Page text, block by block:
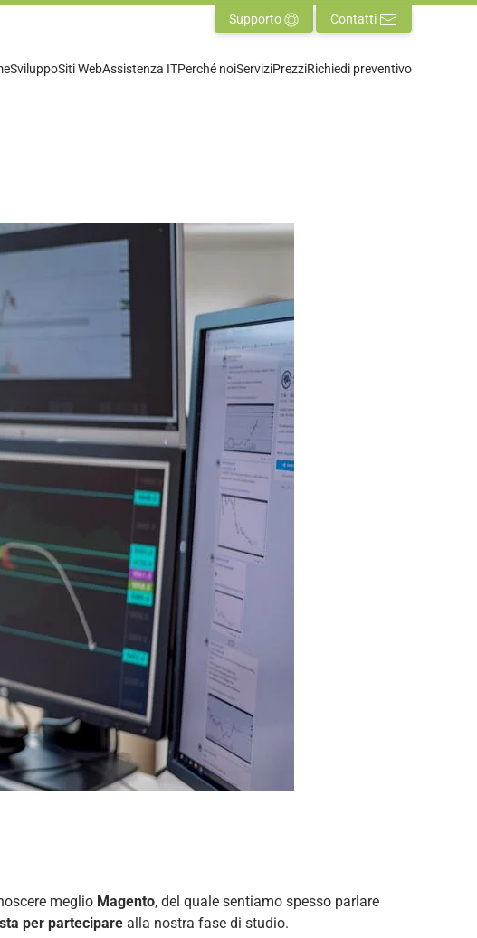
Supporto Contatti
SviluppoSiti WebAssistenza ITPerché noiServiziPrezziRichiedi preventivo
meglio Magento, del quale sentiamo spesso parlare
per partecipare alla nostra fase di studio.